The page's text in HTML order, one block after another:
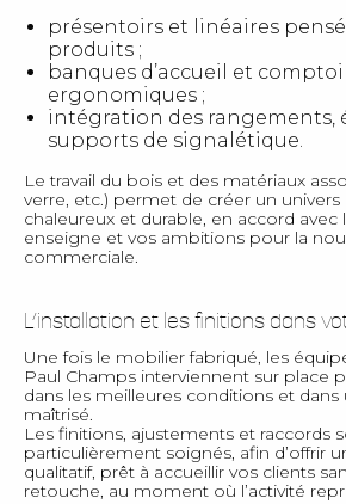
présentoirs et linéaires
produits ;
banques d’accueil et
ergonomiques ;
intégration des rangements,
supports de signalétique.
Le travail du bois et des matériaux
verre, etc.) permet de créer un univers
chaleureux et durable, en accord avec
enseigne et vos ambitions pour la
commerciale.
L’installation et les finitions dans
Une fois le mobilier fabriqué, les
Paul Champs interviennent sur place
dans les meilleures conditions et dans
maîtrisé.
Les finitions, ajustements et raccords
particulièrement soignés, afin d’offrir
qualitatif, prêt à accueillir vos clients
retouche, au moment où l’activité